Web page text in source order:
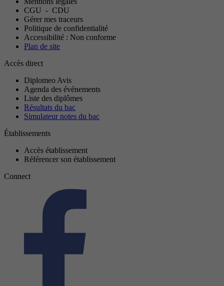
CGU - CDU
Gérer mes traceurs
Politique de confidentialité
Accessibilité : Non conforme
Plan de site
Accès direct
Diplomeo Avis
Agenda des événements
Liste des diplômes
Résultats du bac
Simulateur notes du bac
Établissements
Accès établissement
Référencer son établissement
Connect